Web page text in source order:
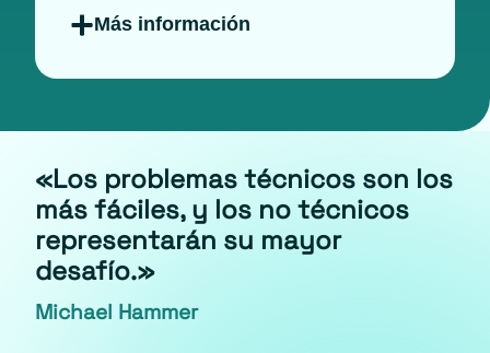
Más información
«Los problemas técnicos son los
más fáciles, y los no técnicos
representarán su mayor
desafío.»
Michael Hammer